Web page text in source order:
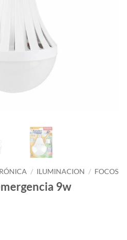
/ ILUMINACION / FOCOS
9w